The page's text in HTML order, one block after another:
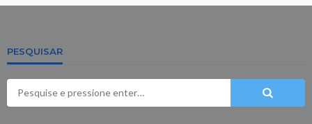
PESQUISAR